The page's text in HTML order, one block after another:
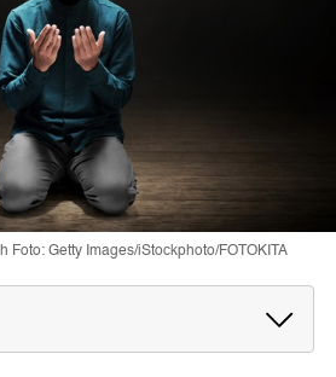
Foto: Getty Images/iStockphoto/FOTOKITA
Arafah dalam Hadits